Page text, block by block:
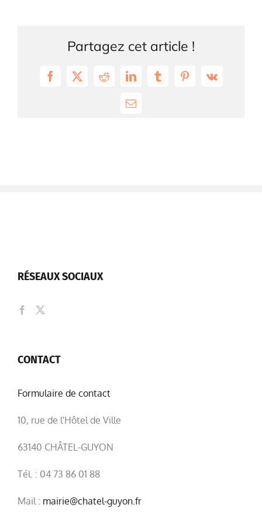
Partagez cet article !
Facebook
X RedditLinkedInTumblrPinterest
Vk
Email
RÉSEAUX SOCIAUX
CONTACT
Formulaire de contact
10, rue de l'Hôtel de Ville
63140 CHÂTEL-GUYON
Tél. : 04 73 86 01 88
Mail : mairie@chatel-guyon.fr